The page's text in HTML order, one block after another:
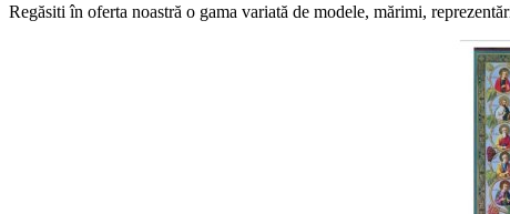
Regăsiti în oferta noastră o gama variată de modele, mărimi,